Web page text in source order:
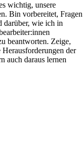
wichtig, unsere
Bin vorbereitet, Fragen
darüber, wie ich in
beantworten. Zeige,
der
auch daraus lernen